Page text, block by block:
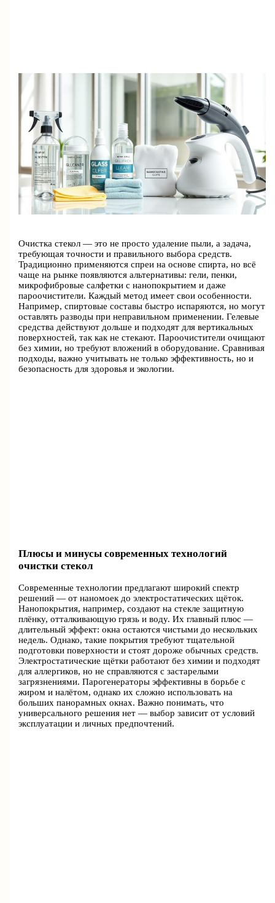
Очистка стекол — это не просто удаление пыли, а задача,
требующая точности и правильного выбора средств.
Традиционно применяются спреи на основе спирта, но всё
чаще на рынке появляются альтернативы: гели, пенки,
микрофибровые салфетки с нанопокрытием и даже
пароочистители. Каждый метод имеет свои особенности.
Например, спиртовые составы быстро испаряются, но могут
оставлять разводы при неправильном применении. Гелевые
средства действуют дольше и подходят для вертикальных
поверхностей, так как не стекают. Пароочистители очищают
без химии, но требуют вложений в оборудование. Сравнивая
подходы, важно учитывать не только эффективность, но и
безопасность для здоровья и экологии.
Плюсы и минусы современных технологий
очистки стекол
Современные технологии предлагают широкий спектр
решений — от наномоек до электростатических щёток.
Нанопокрытия, например, создают на стекле защитную
плёнку, отталкивающую грязь и воду. Их главный плюс —
длительный эффект: окна остаются чистыми до нескольких
недель. Однако, такие покрытия требуют тщательной
подготовки поверхности и стоят дороже обычных средств.
Электростатические щётки работают без химии и подходят
для аллергиков, но не справляются с застарелыми
загрязнениями. Парогенераторы эффективны в борьбе с
жиром и налётом, однако их сложно использовать на
больших панорамных окнах. Важно понимать, что
универсального решения нет — выбор зависит от условий
эксплуатации и личных предпочтений.